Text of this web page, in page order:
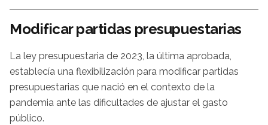
Modificar partidas presupuestarias
La ley presupuestaria de 2023, la última aprobada,
establecía una flexibilización para modificar partidas
presupuestarias que nació en el contexto de la
pandemia ante las dificultades de ajustar el gasto
público.